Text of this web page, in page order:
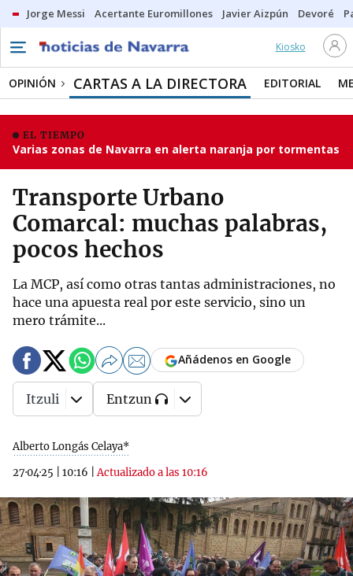
Jorge Messi Acertante Euromillones Javier Aizpún Devoré
Kiosko
OPINIÓN CARTAS A LA DIRECTORA EDITORIAL
EL TIEMPO
Varias zonas de Navarra en alerta naranja por tormentas
Transporte Urbano
Comarcal: muchas palabras,
pocos hechos
La MCP, así como otras tantas administraciones, no
hace una apuesta real por este servicio, sino un
mero trámite...
Alberto Longás Celaya*
27·04·25
10:16 |Actualizado a las 10:16
Añádenos en Google
Itzuli Entzun